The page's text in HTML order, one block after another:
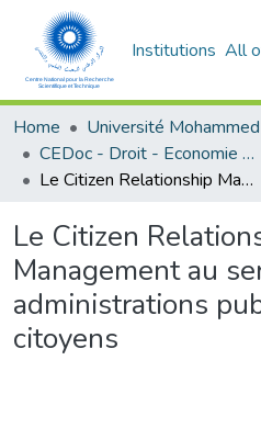
Institutions All
Home
CEDoc - Droit - Economie (FSJES Souissi)
Le Citizen Relationship Management au service des administrations publiques et des citoyens
Le Citizen
Management au
administrations
citoyens